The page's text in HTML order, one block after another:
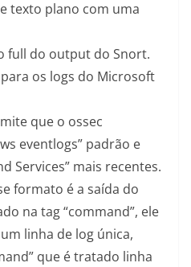
texto plano com uma
full do output do Snort.
os logs do Microsoft
que o ossec
eventlogs” padrão e
Services” mais recentes.
formato é a saída do
na tag “command”, ele
linha de log única,
que é tratado linha